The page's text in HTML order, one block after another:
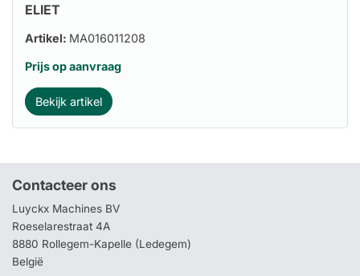
ELIET
Artikel: MA016011208
Prijs op aanvraag
Bekijk artikel
Contacteer ons
Luyckx Machines BV
Roeselarestraat 4A
8880 Rollegem-Kapelle (Ledegem)
België